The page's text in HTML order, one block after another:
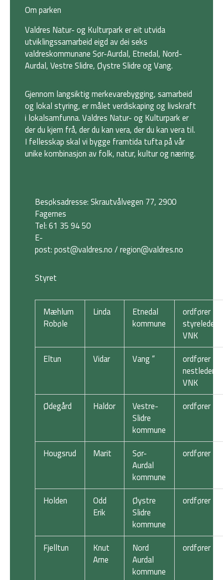
Om parken
Valdres Natur- og Kulturpark er eit utvida
utviklingssamarbeid eigd av dei seks
valdreskommunane Sør-Aurdal, Etnedal, Nord-
Aurdal, Vestre Slidre, Øystre Slidre og Vang.
Gjennom langsiktig merkevarebygging, samarbeid
og lokal styring, er målet verdiskaping og livskraft
i lokalsamfunna. Valdres Natur- og Kulturpark er
der du kjem frå, der du kan vera, der du kan vera til.
I fellesskap skal vi bygge framtida tufta på vår
unike kombinasjon av folk, natur, kultur og næring.
Besøksadresse: Skrautvålvegen 77, 2900
Fagernes
Tel: 61 35 94 50
E-
post:post@valdres.no/region@valdres.no
Styret
Mæhlum
Robøle
Linda
Etnedal
kommune
ordfører -
styreleder
VNK
Eltun
Vidar Vang “
ordfører -
nestleder
VNK
Ødegård
Haldor
Vestre-
Slidre
kommune
ordfører
Hougsrud Marit
Sør-
Aurdal
kommune
ordfører
Holden
Odd
Erik
Øystre
Slidre
kommune
ordfører
Fjelltun
Knut
Arne
Nord
Aurdal
kommune
ordfører